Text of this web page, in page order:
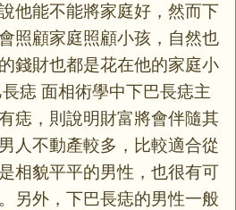
他能不能將家庭好，然而下
照顧家庭照顧小孩，自然也
錢財也都是花在他的家庭小
痣 面相術學中下巴長痣主
痣，則說明財富將會伴隨其
人不動產較多，比較適合從
相貌平平的男性，也很有可
另外，下巴長痣的男性一般